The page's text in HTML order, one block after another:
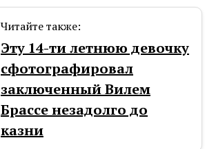
Читайте также:
Эту 14-ти летнюю девочку
сфотографировал
заключенный Вилем
Брассе незадолго до
казни